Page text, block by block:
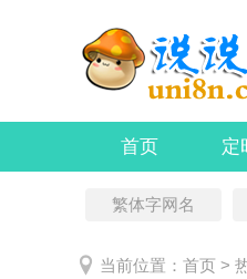
首页 定
繁体字网名
当前位置： 首页 >